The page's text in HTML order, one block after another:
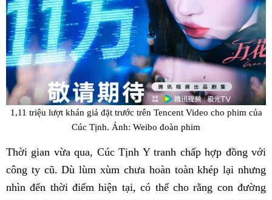
1,11 triệu lượt khán giả đặt trước trên Tencent Video cho phim của
Cúc Tịnh. Ảnh: Weibo đoàn phim
Thời gian vừa qua, Cúc Tịnh Y tranh chấp hợp đồng với
công ty cũ. Dù lùm xùm chưa hoàn toàn khép lại nhưng
nhìn đến thời điểm hiện tại, có thể cho rằng con đường